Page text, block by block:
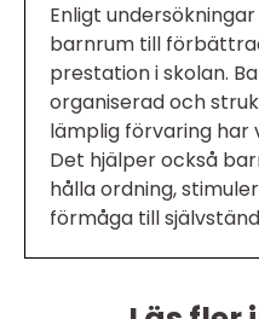
Enligt
barnrum till
prestation i skolan.
organiserad och
lämplig förvaring har
Det hjälper också
hålla ordning,
förmåga till